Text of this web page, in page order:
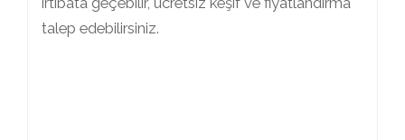
talep edebilirsiniz.